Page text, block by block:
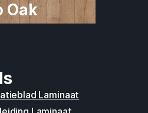
Oak
Laminaat